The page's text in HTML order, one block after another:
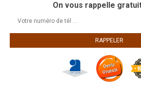
On vous rappelle